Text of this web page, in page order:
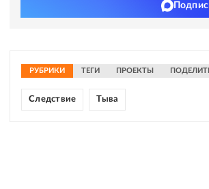
РУБРИКИ ТЕГИ ПРОЕКТЫ
Следствие Тыва